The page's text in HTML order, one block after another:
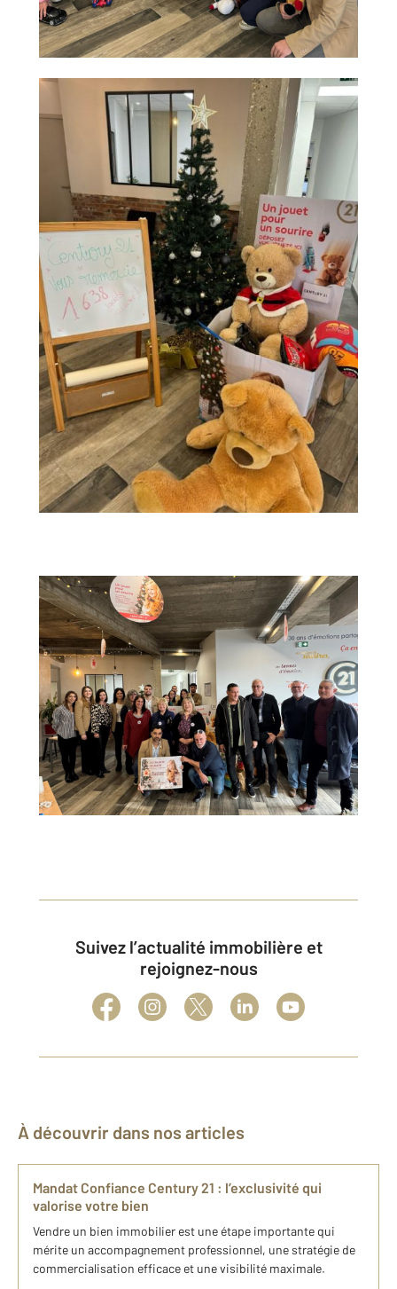
Suivez l’actualité immobilière et
rejoignez-nous
À découvrir dans nos articles
Mandat Confiance Century 21 : l’exclusivité qui
valorise votre bien
Vendre un bien immobilier est une étape importante qui
mérite un accompagnement professionnel, une stratégie de
commercialisation efficace et une visibilité maximale.